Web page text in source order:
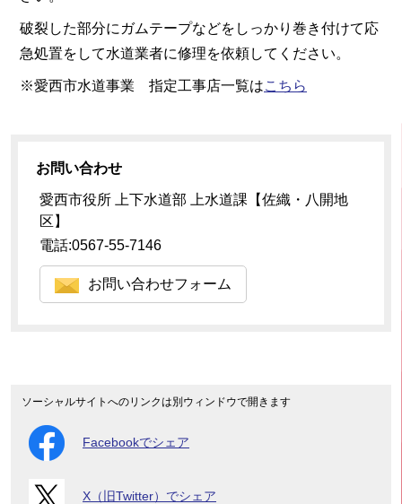
破裂した部分にガムテープなどをしっかり巻き付けて応
急処置をして水道業者に修理を依頼してください。
※愛西市水道事業 指定工事店一覧はこちら
お問い合わせ
愛西市役所 上下水道部 上水道課【佐織・八開地
区】
電話:0567-55-7146
お問い合わせフォーム
ソーシャルサイトへのリンクは別ウィンドウで開きます
Facebookでシェア
X（旧Twitter）でシェア